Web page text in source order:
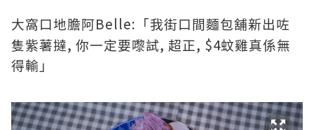
大窩口地膽阿Belle: 「我街口間麵包舖新出咗
隻紫薯撻, 你一定要嚟試, 超正, $4蚊雞真係無
得輸」